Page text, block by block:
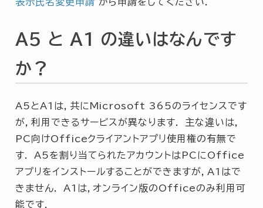
A5 と A1 の違いはなんです
か？
A5とA1は，共にMicrosoft 365のライセンスです
が，利用できるサービスが異なります． 主な違いは，
PC向けOfficeクライアントアプリ使用権の有無で
す． A5を割り当てられたアカウントはPCにOffice
アプリをインストールすることができますが，A1はで
きません． A1は，オンライン版のOfficeのみ利用可
能です．